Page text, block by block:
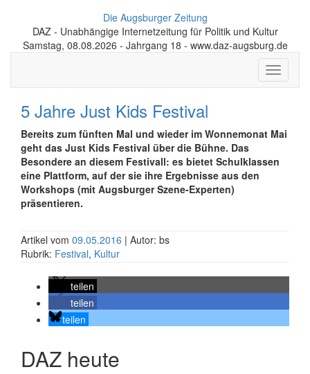
Die Augsburger Zeitung
DAZ - Unabhängige Internetzeitung für Politik und Kultur
Samstag, 08.08.2026 - Jahrgang 18 - www.daz-augsburg.de
Toggle
5 Jahre Just Kids Festival
Bereits zum fünften Mal und wieder im Wonnemonat Mai
geht das Just Kids Festival über die Bühne. Das
Besondere an diesem Festivall: es bietet Schulklassen
eine Plattform, auf der sie ihre Ergebnisse aus den
Workshops (mit Augsburger Szene-Experten)
präsentieren.
Artikel vom 09.05.2016 | Autor: bs
Rubrik: Festival, Kultur
teilen
teilen
teilen
DAZ heute